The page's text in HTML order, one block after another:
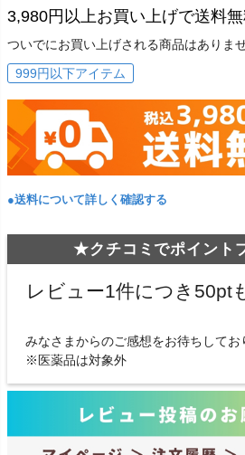
3,980円以上お買い上げで送料
ついでにお買い上げされる商品はありま
999円以下アイテム
●送料について詳しく確認する
★クチコミでポイント
レビュー1件につき50pt
みなさまからのご感想をお待ちしてお
※医薬品は対象外